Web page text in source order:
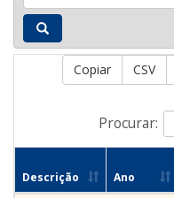
Copiar CSV
Procurar:
Descrição Ano